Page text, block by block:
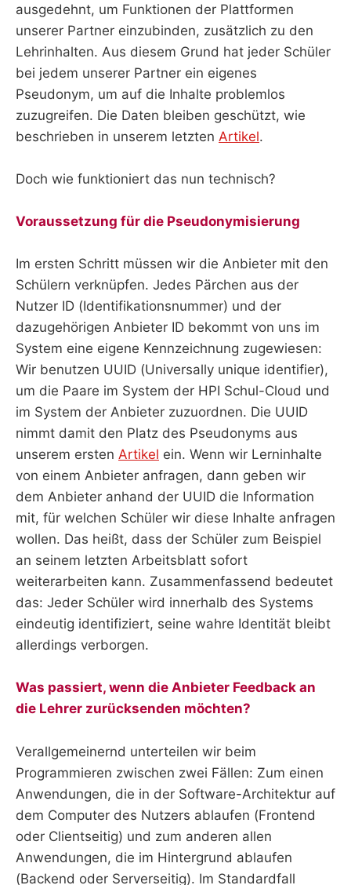
ausgedehnt, um Funktionen der Plattformen
unserer Partner einzubinden, zusätzlich zu den
Lehrinhalten. Aus diesem Grund hat jeder Schüler
bei jedem unserer Partner ein eigenes
Pseudonym, um auf die Inhalte problemlos
zuzugreifen. Die Daten bleiben geschützt, wie
beschrieben in unserem letzten Artikel.
Doch wie funktioniert das nun technisch?
Voraussetzung für die Pseudonymisierung
Im ersten Schritt müssen wir die Anbieter mit den
Schülern verknüpfen. Jedes Pärchen aus der
Nutzer ID (Identifikationsnummer) und der
dazugehörigen Anbieter ID bekommt von uns im
System eine eigene Kennzeichnung zugewiesen:
Wir benutzen UUID (Universally unique identifier),
um die Paare im System der HPI Schul-Cloud und
im System der Anbieter zuzuordnen. Die UUID
nimmt damit den Platz des Pseudonyms aus
unserem ersten Artikel ein. Wenn wir Lerninhalte
von einem Anbieter anfragen, dann geben wir
dem Anbieter anhand der UUID die Information
mit, für welchen Schüler wir diese Inhalte anfragen
wollen. Das heißt, dass der Schüler zum Beispiel
an seinem letzten Arbeitsblatt sofort
weiterarbeiten kann. Zusammenfassend bedeutet
das: Jeder Schüler wird innerhalb des Systems
eindeutig identifiziert, seine wahre Identität bleibt
allerdings verborgen.
Was passiert, wenn die Anbieter Feedback an
die Lehrer zurücksenden möchten?
Verallgemeinernd unterteilen wir beim
Programmieren zwischen zwei Fällen: Zum einen
Anwendungen, die in der Software-Architektur auf
dem Computer des Nutzers ablaufen (Frontend
oder Clientseitig) und zum anderen allen
Anwendungen, die im Hintergrund ablaufen
(Backend oder Serverseitig). Im Standardfall